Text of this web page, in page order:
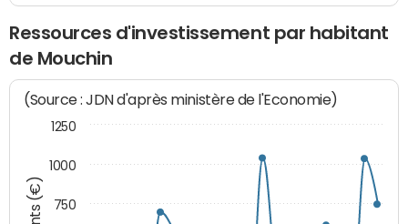
Ressources d'investissement par habitant
de Mouchin
(Source : JDN d'après ministère de l'Economie)
750
1000
1250